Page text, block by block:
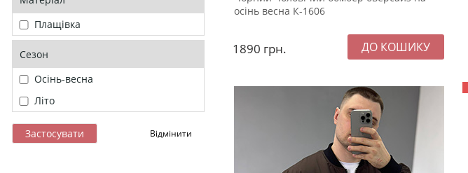
Плащівка
Сезон
Осінь-весна
Літо
осінь весна К-1606
1890 грн.